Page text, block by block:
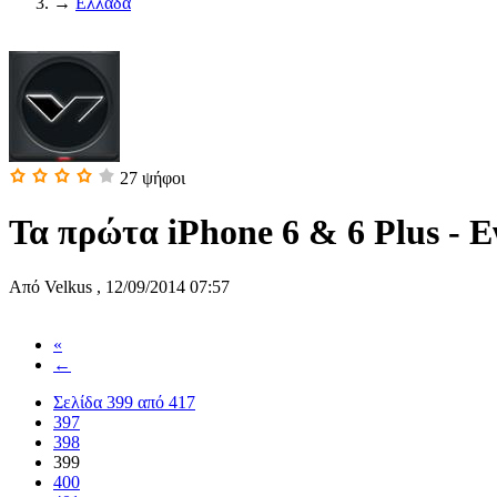
27 ψήφοι
Τα πρώτα iPhone 6 & 6 Plus -
Από Velkus , 12/09/2014 07:57
«
←
Σελίδα 399 από 417
397
398
399
400